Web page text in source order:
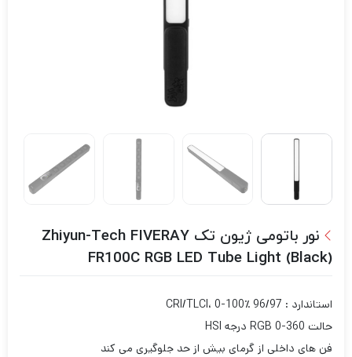
نور باتومی ژیون تک Zhiyun-Tech FIVERAY
FR100C RGB LED Tube Light (Black)
استاندارد : 96/97 CRI/TLCI، 0-100٪
حالت RGB 0-360 درجه HSI
فن های داخلی از گرمای بیش از حد جلوگیری می کند